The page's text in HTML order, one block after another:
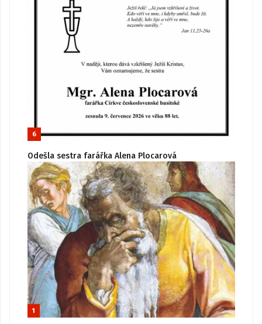
6
Odešla sestra farářka Alena Plocarová
1